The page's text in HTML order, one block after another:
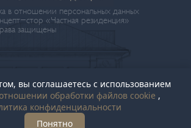
вы соглашаетесь с использованием
обработки файлов cookie ,
конфиденциальности
Понятно
в отношении персональных данных
стор «Частная резиденция»
защищены